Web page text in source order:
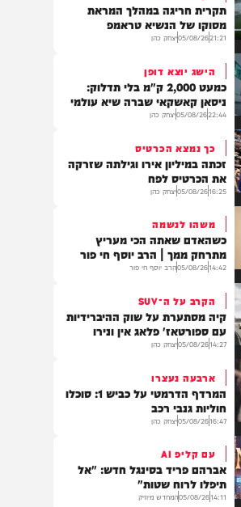
חקירה נפתחה
תקרית חריגה במהלך המראת
מסוקו של הנשיא טראמפ
21:21
05/08/26יצחק כהן
הישג יוצא דופן
ניסאן קאשקאי שברה שיא עולמי
22:44
05/08/26יצחק כהן
זכתה במיליון אירו וגילתה שזרקה
את הכרטיס לפח
יצחק כהן
כשהאדם שאתה הכי מעריץ
מתרחק ממך | הרב יוסף חי פור
14:42
05/08/26הרב יוסף חי פור
קיה מסתערת על שוק ההיברידיות
עם ספורטאז' פלאג אין ונירו
14:27
05/08/26יצחק כהן
ארבעה נעצרו
המרדף הדרמטי על כביש 1: סוכלו
חוליות גנבי רכב
16:47
05/08/26יצחק כהן